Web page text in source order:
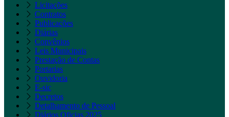
Licitações
Contratos
Publicações
Diárias
Convênios
Leis Municipais
Prestação de Contas
Portarias
Ouvidoria
E-sic
Decretos
Detalhamento de Pessoal
Diários Oficias 2025